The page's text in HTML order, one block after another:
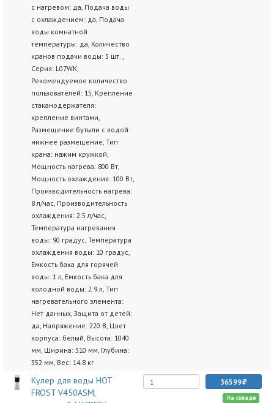
с нагревом: да, Подача воды
с охлаждением: да, Подача
воды комнатной
температуры: да, Количество
кранов подачи воды: 3 шт. ,
Серия: L07WK,
Рекомендуемое количество
пользователей: 15, Крепление
стаканодержателя:
крепление винтами,
Размещение бутыли с водой:
нижнее размещение, Тип
крана: нажим кружкой,
Мощность нагрева: 800 Вт,
Мощность охлаждения: 100 Вт,
Производительность нагрева:
8 л/час, Производительность
охлаждения: 2.5 л/час,
Температура нагревания
воды: 90 градус, Температура
охлаждения воды: 10 градус,
Емкость бака для горячей
воды: 1 л, Емкость бака для
холодной воды: 2.9 л, Тип
нагревательного элемента:
Нет данных, Защита от детей:
да, Напряжение: 220 В, Цвет
корпуса: белый, Высота: 1040
мм, Ширина: 310 мм, Глубина:
352 мм, Вес: 14.8 кг
Кулер для воды HOT
FROST V450ASM,
36599
На складе